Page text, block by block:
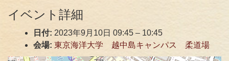
イベント詳細
日付: 2023年9月10日 09:45 – 10:45
会場: 東京海洋大学 越中島キャンパス 柔道場